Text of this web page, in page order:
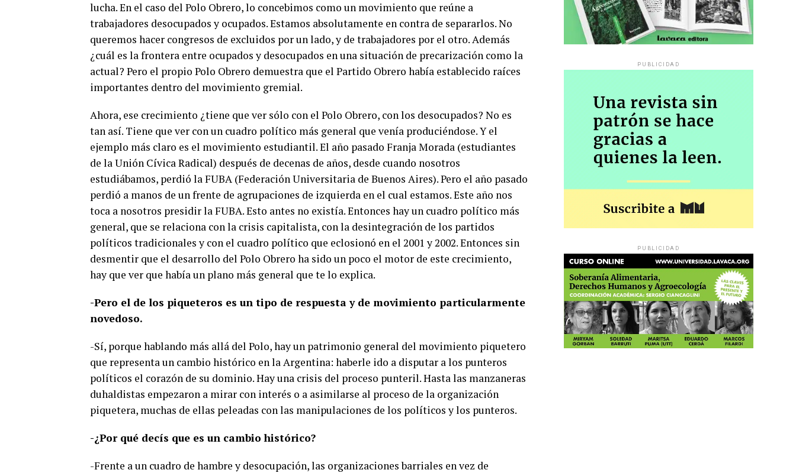
lucha. En el caso del Polo Obrero, lo concebimos como un movimiento que reúne a
trabajadores desocupados y ocupados. Estamos absolutamente en contra de separarlos. No
queremos hacer congresos de excluidos por un lado, y de trabajadores por el otro. Además
¿cuál es la frontera entre ocupados y desocupados en una situación de precarización como la
actual? Pero el propio Polo Obrero demuestra que el Partido Obrero había establecido raíces
importantes dentro del movimiento gremial.
Ahora, ese crecimiento ¿tiene que ver sólo con el Polo Obrero, con los desocupados? No es
tan así. Tiene que ver con un cuadro político más general que venía produciéndose. Y el
ejemplo más claro es el movimiento estudiantil. El año pasado Franja Morada (estudiantes
de la Unión Cívica Radical) después de decenas de años, desde cuando nosotros
estudiábamos, perdió la FUBA (Federación Universitaria de Buenos Aires). Pero el año pasado
perdió a manos de un frente de agrupaciones de izquierda en el cual estamos. Este año nos
toca a nosotros presidir la FUBA. Esto antes no existía. Entonces hay un cuadro político más
general, que se relaciona con la crisis capitalista, con la desintegración de los partidos
políticos tradicionales y con el cuadro político que eclosionó en el 2001 y 2002. Entonces sin
desmentir que el desarrollo del Polo Obrero ha sido un poco el motor de este crecimiento,
hay que ver que había un plano más general que te lo explica.
-Pero el de los piqueteros es un tipo de respuesta y de movimiento particularmente
novedoso.
-Sí, porque hablando más allá del Polo, hay un patrimonio general del movimiento piquetero
que representa un cambio histórico en la Argentina: haberle ido a disputar a los punteros
políticos el corazón de su dominio. Hay una crisis del proceso punteril. Hasta las manzaneras
duhaldistas empezaron a mirar con interés o a asimilarse al proceso de la organización
piquetera, muchas de ellas peleadas con las manipulaciones de los políticos y los punteros.
-¿Por qué decís que es un cambio histórico?
-Frente a un cuadro de hambre y desocupación, las organizaciones barriales en vez de
PUBLICIDAD
PUBLICIDAD